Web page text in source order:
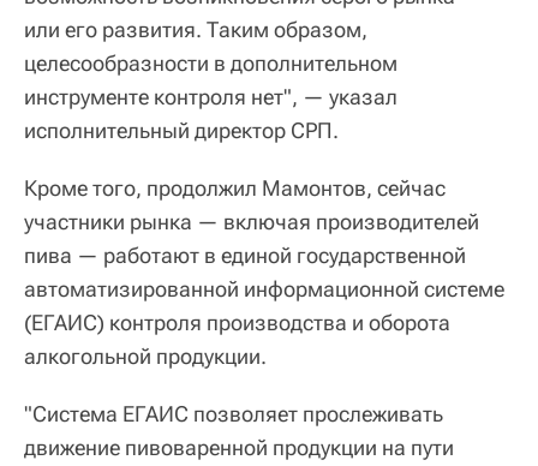
или его развития. Таким образом,
целесообразности в дополнительном
инструменте контроля нет", — указал
исполнительный директор СРП.
Кроме того, продолжил Мамонтов, сейчас
участники рынка — включая производителей
пива — работают в единой государственной
автоматизированной информационной системе
(ЕГАИС) контроля производства и оборота
алкогольной продукции.
"Система ЕГАИС позволяет прослеживать
движение пивоваренной продукции на пути